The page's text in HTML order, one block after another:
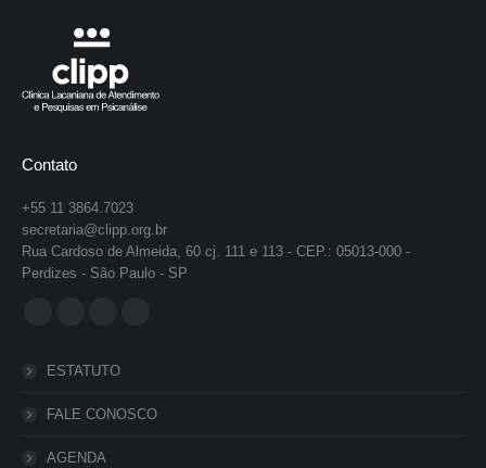
Contato
+55 11 3864.7023
secretaria@clipp.org.br
Rua Cardoso de Almeida, 60 cj. 111 e 113 - CEP.: 05013-000 -
Perdizes - São Paulo - SP
opens
window
opens
in
window
opens
in
window
in
ESTATUTO
FALE CONOSCO
AGENDA